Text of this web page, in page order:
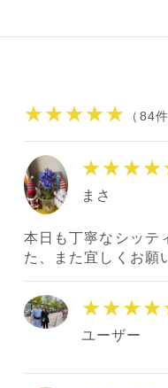
★★★★★ （84件
まさ
本日も丁寧なシッテ
た、また宜しくお願
ユーザー